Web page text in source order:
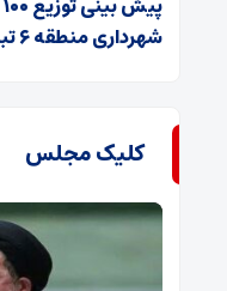
شهرداری منطقه ۶ تبریز
کلیک مجلس